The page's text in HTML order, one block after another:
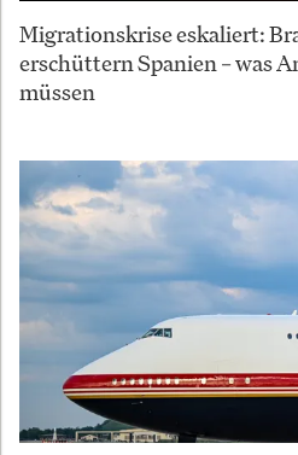
Migrationskrise eskaliert:
erschüttern Spanien – was
müssen